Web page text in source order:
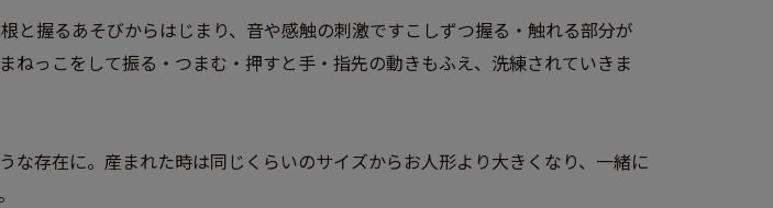
と握るあそびからはじまり、音や感触の刺激ですこしずつ握る・触れる部分が
っこをして振る・つまむ・押すと手・指先の動きもふえ、洗練されていきま
存在に。産まれた時は同じくらいのサイズからお人形より大きくなり、一緒に